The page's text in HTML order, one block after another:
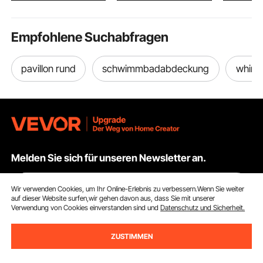
Empfohlene Suchabfragen
pavillon rund schwimmbadabdeckung
Melden Sie sich für unseren Newsletter an.
E-Mail Adresse Abonnieren
Datenschutz- und Cookie-Richtlinienzu.
Wir verwenden Cookies, um Ihr Online-Erlebnis zu verbessern.Wenn Sie weiter
auf dieser Website surfen,wir gehen davon aus, dass Sie mit unserer
Verwendung von Cookies einverstanden sind undDatenschutz und Sicherheit.
ZUSTIMMEN